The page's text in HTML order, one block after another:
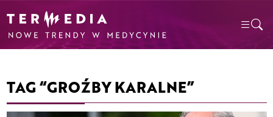
TAG “GROŹBY KARALNE”